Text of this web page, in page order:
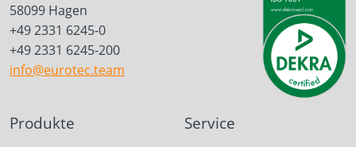
58099 Hagen
+49 2331 6245-0
+49 2331 6245-200
info@eurotec.team
Produkte Service